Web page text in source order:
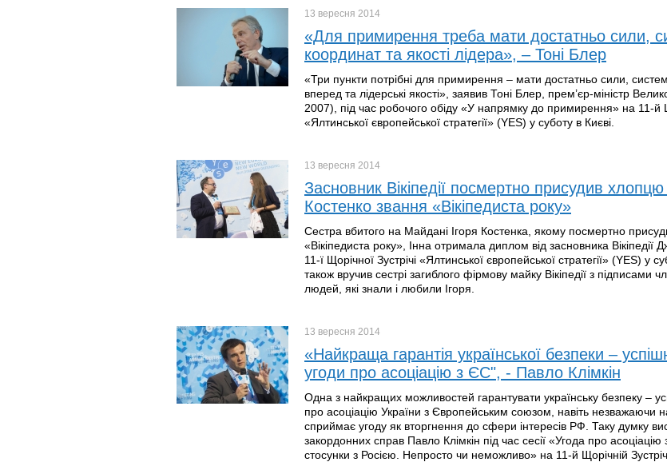
13 вересня 2014
«Для примирення треба мати достатньо сили,
координат та якості лідера», – Тоні Блер
«Три пункти потрібні для примирення – мати достатньо сили,
вперед та лідерські якості», заявив Тоні Блер, прем’єр-міністр
2007), під час робочого обіду «У напрямку до примирення» на 11-й
«Ялтинської європейської стратегії» (YES) у суботу в Києві.
13 вересня 2014
Засновник Вікіпедії посмертно присудив
Костенко звання «Вікіпедиста року»
Сестра вбитого на Майдані Ігоря Костенка, якому посмертно
«Вікіпедиста року», Інна отримала диплом від засновника Вікіпедії
11-ї Щорічної Зустрічі «Ялтинської європейської стратегії» (YES) у
також вручив сестрі загиблого фірмову майку Вікіпедії з підписами
людей, які знали і любили Ігоря.
13 вересня 2014
«Найкраща гарантія української безпеки –
угоди про асоціацію з ЄС", - Павло Клімкін
Одна з найкращих можливостей гарантувати українську безпеку –
про асоціацію України з Європейським союзом, навіть незважаючи
сприймає угоду як вторгнення до сфери інтересів РФ. Таку думку
закордонних справ Павло Клімкін під час сесії «Угода про асоціацію
стосунки з Росією. Непросто чи неможливо» на 11-й Щорічній